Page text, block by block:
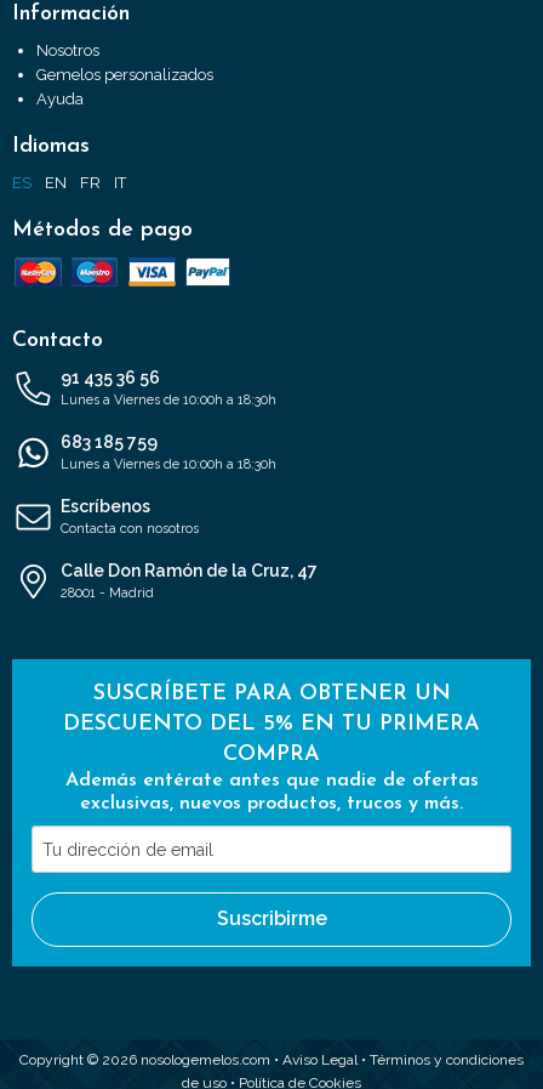
Información
Nosotros
Gemelos personalizados
Ayuda
Idiomas
ES EN FR IT
Métodos de pago
Contacto
91 435 36 56
Lunes a Viernes de 10:00h a 18:30h
683 185 759
Lunes a Viernes de 10:00h a 18:30h
Escríbenos
Contacta con nosotros
Calle Don Ramón de la Cruz, 47
28001 - Madrid
SUSCRÍBETE PARA OBTENER UN
DESCUENTO DEL 5% EN TU PRIMERA
COMPRA
Además entérate antes que nadie de ofertas
exclusivas, nuevos productos, trucos y más.
Tu
dirección
de
email
Suscribirme
Copyright © 2026 nosologemelos.com • Aviso Legal• Términos y condiciones
de uso • Política de Cookies